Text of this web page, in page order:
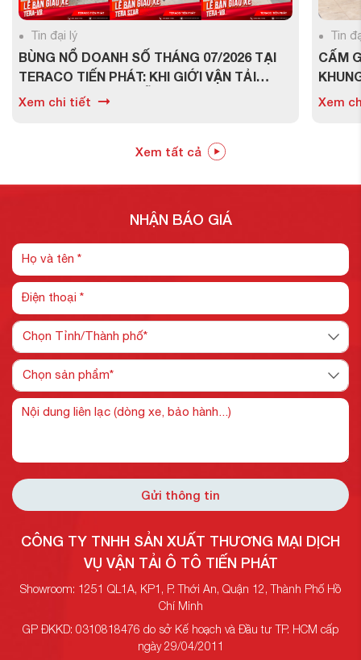
Tin đại lý
BÙNG NỔ DOANH SỐ THÁNG 07/2026 TẠI
TERACO TIẾN PHÁT: KHI GIỚI VẬN TẢI
CHUẨN BỊ CHO CHUỖI CUNG ỨNG NỬA
Xem chi tiết
Tin
CẤM
1.9
Xem
Xem tất cả
CÔNG TY TNHH SẢN XUẤT THƯƠNG MẠI DỊCH
VỤ VẬN TẢI Ô TÔ TIẾN PHÁT
Showroom: 1251 QL1A, KP1, P. Thới An, Quận 12, Thành Phố Hồ
Chí Minh
GP ĐKKD: 0310818476 do sở Kế hoạch và Đầu tư TP. HCM cấp
ngày 29/04/2011
NHẬN BÁO GIÁ
Gửi thông tin